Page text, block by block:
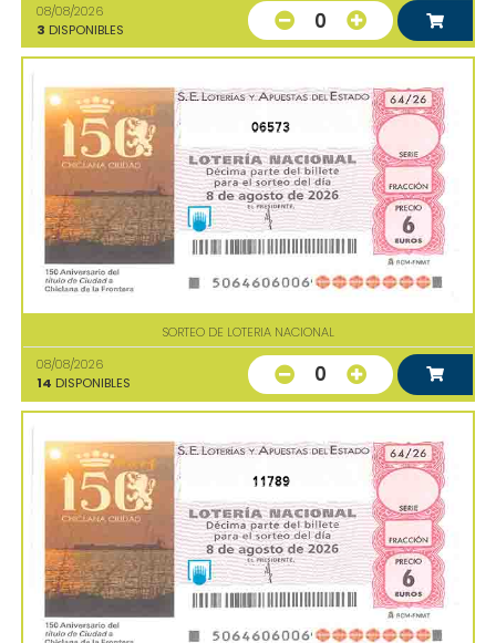
08/08/2026
3 DISPONIBLES 0
06573
SORTEO DE LOTERIA NACIONAL
08/08/2026
14 DISPONIBLES 0
11789